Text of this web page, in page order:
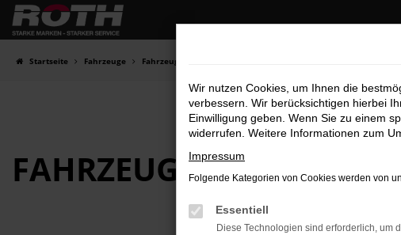
Zum
Hauptinhalt
Startseite Fahrzeuge Fahrzeugbestand
FAHRZEUG-SHOWROOM
Wir nutzen Cookies, um Ihnen die
verbessern. Wir berücksichtigen hierbei
Einwilligung geben. Wenn Sie zu einem
widerrufen. Weitere Informationen zum
Impressum
Folgende Kategorien von Cookies werden von
Essentiell
Diese Technologien sind erforderlich, um